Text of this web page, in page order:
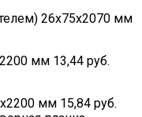
26х75х2070 мм
мм 13,44 руб.
мм 15,84 руб.